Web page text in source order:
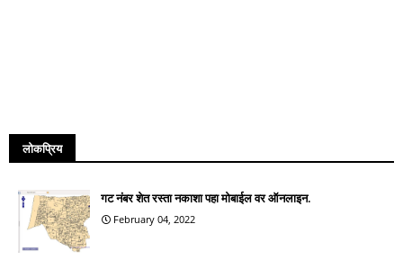
लोकप्रिय
गट नंबर शेत रस्ता नकाशा पहा मोबाईल वर ऑनलाइन.
February 04, 2022